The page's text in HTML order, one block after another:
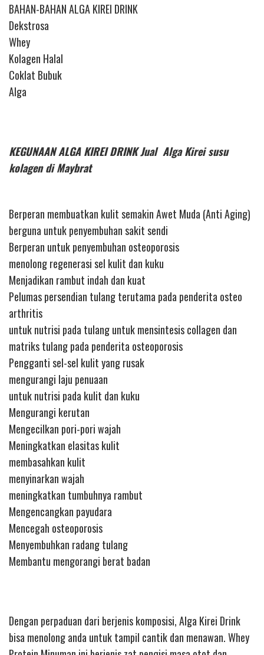
BAHAN-BAHAN ALGA KIREI DRINK
Dekstrosa
Whey
Kolagen Halal
Coklat Bubuk
Alga
KEGUNAAN ALGA KIREI DRINK Jual Alga Kirei susu
kolagen di Maybrat
Berperan membuatkan kulit semakin Awet Muda (Anti Aging)
berguna untuk penyembuhan sakit sendi
Berperan untuk penyembuhan osteoporosis
menolong regenerasi sel kulit dan kuku
Menjadikan rambut indah dan kuat
Pelumas persendian tulang terutama pada penderita osteo
arthritis
untuk nutrisi pada tulang untuk mensintesis collagen dan
matriks tulang pada penderita osteoporosis
Pengganti sel-sel kulit yang rusak
mengurangi laju penuaan
untuk nutrisi pada kulit dan kuku
Mengurangi kerutan
Mengecilkan pori-pori wajah
Meningkatkan elasitas kulit
membasahkan kulit
menyinarkan wajah
meningkatkan tumbuhnya rambut
Mengencangkan payudara
Mencegah osteoporosis
Menyembuhkan radang tulang
Membantu mengorangi berat badan
Dengan perpaduan dari berjenis komposisi, Alga Kirei Drink
bisa menolong anda untuk tampil cantik dan menawan. Whey